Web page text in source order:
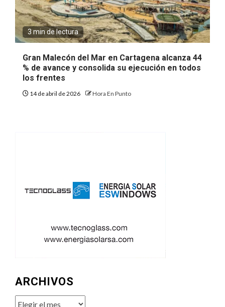
3 min de lectura
Gran Malecón del Mar en Cartagena alcanza 44
% de avance y consolida su ejecución en todos
los frentes
14 de abril de 2026 Hora En Punto
ARCHIVOS
Archivos